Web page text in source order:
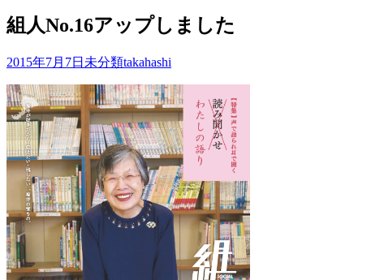
プ
組人No.16アップしました
2015年7月7日 未分類takahashi